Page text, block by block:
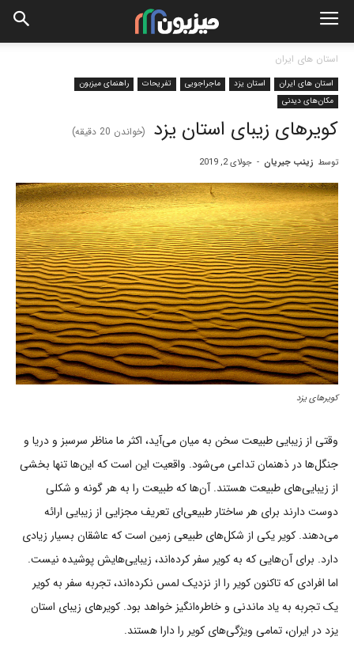
استان های ایران
استان های ایران استان یزد ماجراجویی تفریحات
راهنمای میزبون
مکان‌های دیدنی
کویرهای زیبای استان یزد (خواندن 20 دقیقه)
توسط زینب جیریان - جولای 2, 2019
کویرهای یزد
وقتی از زیبایی طبیعت سخن به میان می‌آید، اکثر ما مناظر سرسبز و دریا و
جنگل‌ها در ذهنمان تداعی می‌شود. واقعیت این است که این‌ها تنها بخشی
از زیبایی‌های طبیعت هستند. آن‌ها که طبیعت را به هر گونه و شکلی
دوست دارند برای هر ساختار طبیعی‌ای تعریف مجزایی از زیبایی ارائه
می‌دهند. کویر یکی از شکل‌های طبیعی زمین است که عاشقان بسیار زیادی
دارد. برای آن‌هایی که به کویر سفر کرده‌اند، زیبایی‌هایش پوشیده نیست.
اما افرادی که تاکنون کویر را از نزدیک لمس نکرده‌اند، تجربه سفر به کویر
یک تجربه به یاد ماندنی و خاطره‌انگیز خواهد بود. کویرهای زیبای استان
یزد در ایران، تمامی ویژگی‌های کویر را دارا هستند.